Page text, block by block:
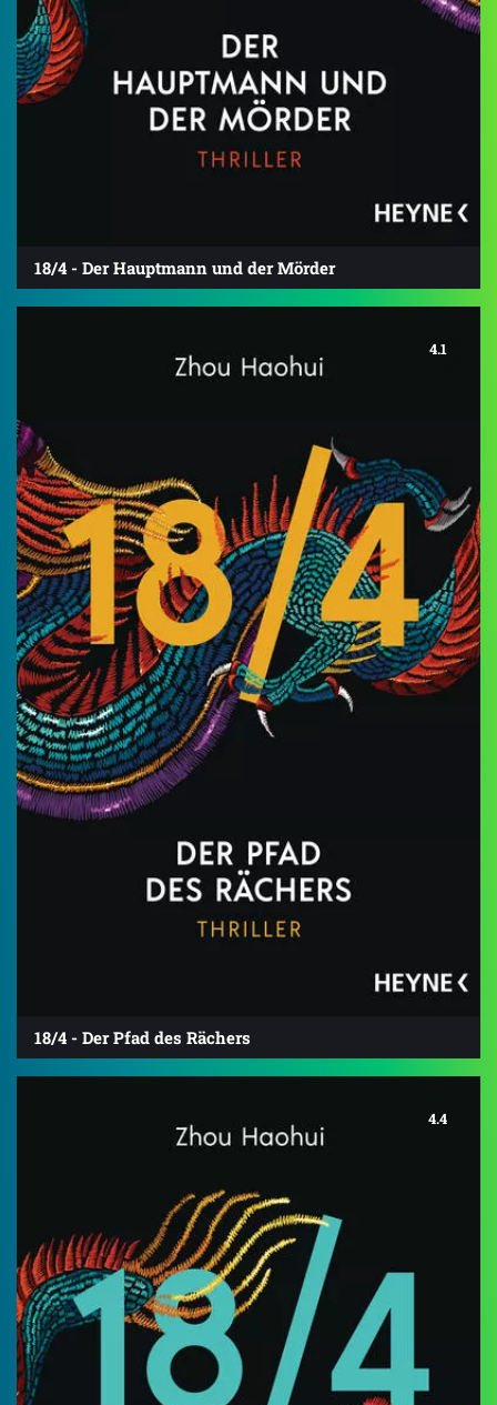
18/4 - Der Hauptmann und der Mörder
4.1
18/4 - Der Pfad des Rächers
4.4